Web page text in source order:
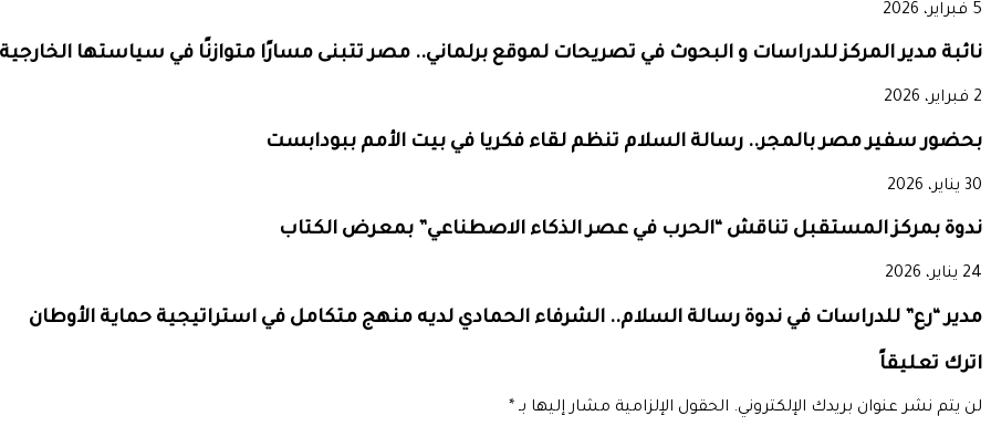
5 فبراير، 2026
نائبة مدير المركز للدراسات و البحوث في تصريحات لموقع برلماني.. مصر تتبنى مسارًا متوازنًا في سياستها الخارجية
2 فبراير، 2026
بحضور سفير مصر بالمجر.. رسالة السلام تنظم لقاء فكريا في بيت الأمم ببودابست
30 يناير، 2026
ندوة بمركز المستقبل تناقش “الحرب في عصر الذكاء الاصطناعي” بمعرض الكتاب
24 يناير، 2026
مدير “رع” للدراسات في ندوة رسالة السلام.. الشرفاء الحمادي لديه منهج متكامل في استراتيجية حماية الأوطان
اترك تعليقاً
لن يتم نشر عنوان بريدك الإلكتروني. الحقول الإلزامية مشار إليها بـ *